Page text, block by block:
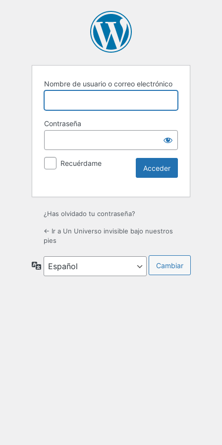
Nombre de usuario o correo electrónico
Contraseña
Recuérdame
¿Has olvidado tu contraseña?
← Ir a Un Universo invisible bajo nuestros
pies
Idioma